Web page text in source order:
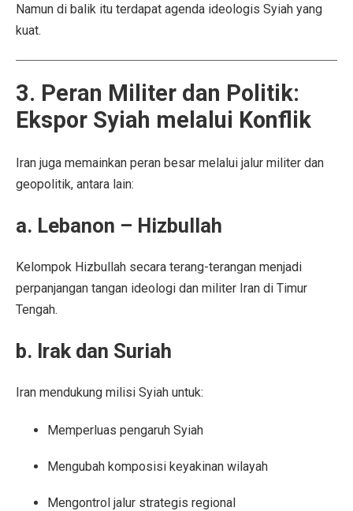
Namun di balik itu terdapat agenda ideologis Syiah yang
kuat.
3. Peran Militer dan Politik:
Ekspor Syiah melalui Konflik
Iran juga memainkan peran besar melalui jalur militer dan
geopolitik, antara lain:
a. Lebanon – Hizbullah
Kelompok Hizbullah secara terang-terangan menjadi
perpanjangan tangan ideologi dan militer Iran di Timur
Tengah.
b. Irak dan Suriah
Iran mendukung milisi Syiah untuk:
Memperluas pengaruh Syiah
Mengubah komposisi keyakinan wilayah
Mengontrol jalur strategis regional